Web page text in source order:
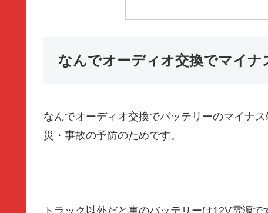
なんでオーディオ交換でマイナ
なんでオーディオ交換でバッテリーのマイナ
災・事故の予防のためです。